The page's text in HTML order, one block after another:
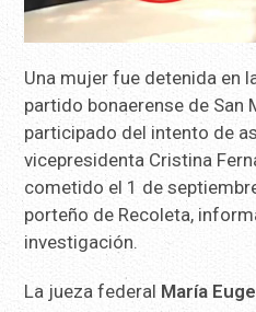
Una mujer fue detenida en
partido bonaerense de San
participado del intento de
vicepresidenta Cristina
cometido el 1 de
porteño de Recoleta,
investigación.
La jueza federal María